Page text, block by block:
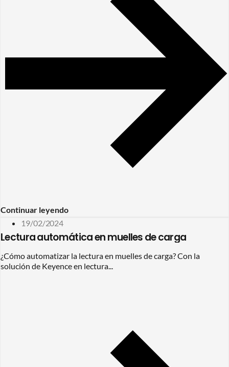
Continuar leyendo
19/02/2024
Lectura automática en muelles de carga
¿Cómo automatizar la lectura en muelles de carga? Con la
solución de Keyence en lectura...